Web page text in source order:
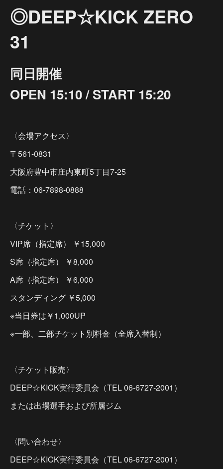
◎DEEP☆KICK ZERO
31
同日開催
OPEN 15:10 / START 15:20
〈会場アクセス〉
〒561-0831
大阪府豊中市庄内東町5丁目7-25
電話：06-7898-0888
〈チケット〉
VIP席（指定席） ￥15,000
S席（指定席） ￥8,000
A席（指定席） ￥6,000
スタンディング ￥5,000
※当日券は￥1,000UP
※一部、二部チケット別料金（全席入替制）
〈チケット販売〉
DEEP☆KICK実行委員会（TEL 06-6727-2001）
または出場選手および所属ジム
〈問い合わせ〉
DEEP☆KICK実行委員会（TEL 06-6727-2001）